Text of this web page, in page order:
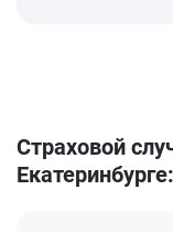
Страховой